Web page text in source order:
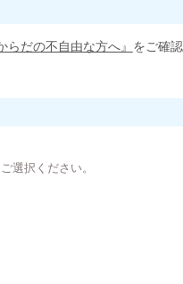
らだの不自由な方へ』 をご確
選択ください。